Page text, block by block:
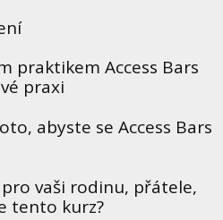
praktikem Access Bars
praxi
abyste se Access Bars
vaši rodinu, přátele,
tento kurz?